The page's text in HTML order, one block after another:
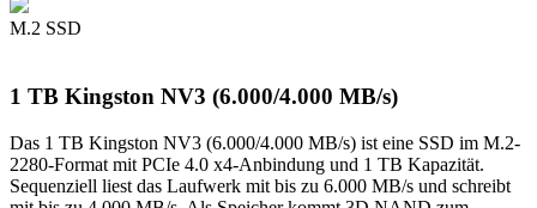
M.2 SSD
1 TB Kingston NV3 (6.000/4.000 MB/s)
Das 1 TB Kingston NV3 (6.000/4.000 MB/s) ist eine SSD im M.2-
2280-Format mit PCIe 4.0 x4-Anbindung und 1 TB Kapazität.
Sequenziell liest das Laufwerk mit bis zu 6.000 MB/s und schreibt